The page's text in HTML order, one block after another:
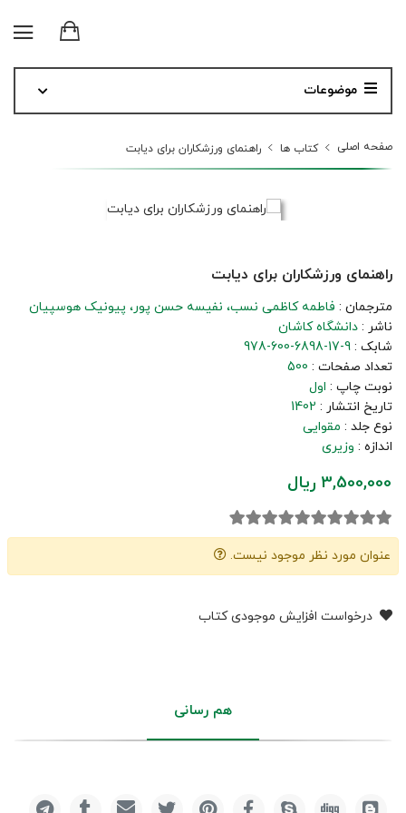
موضوعات
صفحه اصلی کتاب ها راهنمای ورزشکاران برای دیابت
راهنمای ورزشکاران برای دیابت
مترجمان : فاطمه کاظمی نسب نفیسه حسن پور پیونیک هوسپیان
ناشر : دانشگاه کاشان
شابک : 978-600-6898-17-9
تعداد صفحات : 500
نوبت چاپ : اول
تاریخ انتشار : 1402
نوع جلد : مقوایی
اندازه : وزیری
3,500,000 ریال
عنوان مورد نظر موجود نیست.
درخواست افزایش موجودی کتاب
هم رسانی